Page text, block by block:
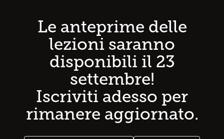
Le anteprime delle
lezioni saranno
disponibili il 23
settembre!
Iscriviti adesso per
rimanere aggiornato.